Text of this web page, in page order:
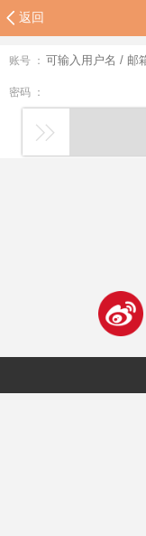
返回
账号 ：
密码 ：